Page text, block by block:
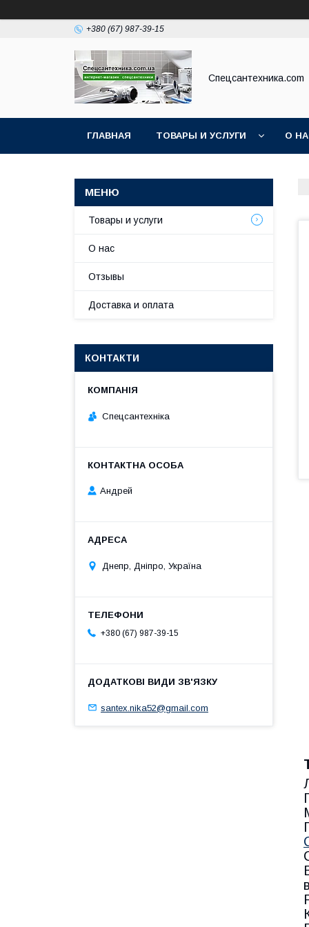
+380 (67) 987-39-15
Спецсантехника.com
ГЛАВНАЯ ТОВАРЫ И УСЛУГИ О
Товары и услуги
О нас
Отзывы
Доставка и оплата
КОНТАКТИ
Спецсантехніка
Андрей
Днепр, Дніпро, Україна
+380 (67) 987-39-15
santex.nika52@gmail.com